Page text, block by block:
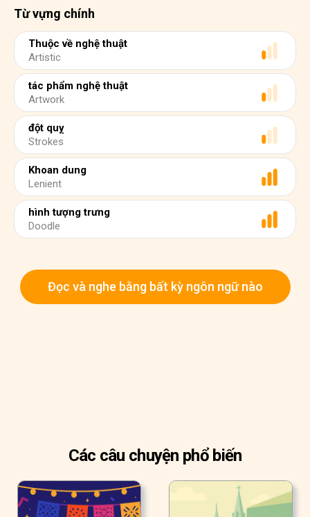
Từ vựng chính
Thuộc về nghệ thuật
Artistic
tác phẩm nghệ thuật
Artwork
đột quỵ
Strokes
Khoan dung
Lenient
hình tượng trưng
Doodle
Đọc và nghe bằng bất kỳ ngôn ngữ nào
Các câu chuyện phổ biến